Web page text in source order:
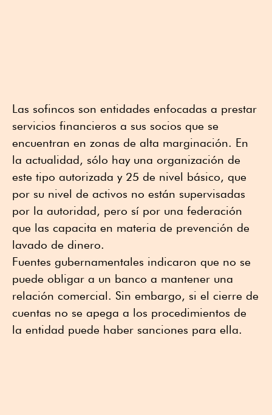
Las sofincos son entidades enfocadas a prestar
servicios financieros a sus socios que se
encuentran en zonas de alta marginación. En
la actualidad, sólo hay una organización de
este tipo autorizada y 25 de nivel básico, que
por su nivel de activos no están supervisadas
por la autoridad, pero sí por una federación
que las capacita en materia de prevención de
lavado de dinero.
Fuentes gubernamentales indicaron que no se
puede obligar a un banco a mantener una
relación comercial. Sin embargo, si el cierre de
cuentas no se apega a los procedimientos de
la entidad puede haber sanciones para ella.